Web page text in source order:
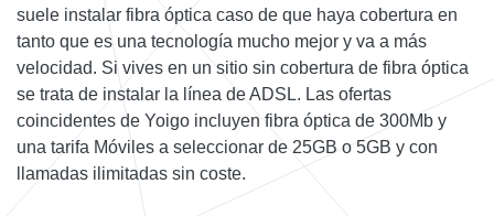
suele instalar fibra óptica caso de que haya cobertura en
tanto que es una tecnología mucho mejor y va a más
velocidad. Si vives en un sitio sin cobertura de fibra óptica
se trata de instalar la línea de ADSL. Las ofertas
coincidentes de Yoigo incluyen fibra óptica de 300Mb y
una tarifa Móviles a seleccionar de 25GB o 5GB y con
llamadas ilimitadas sin coste.